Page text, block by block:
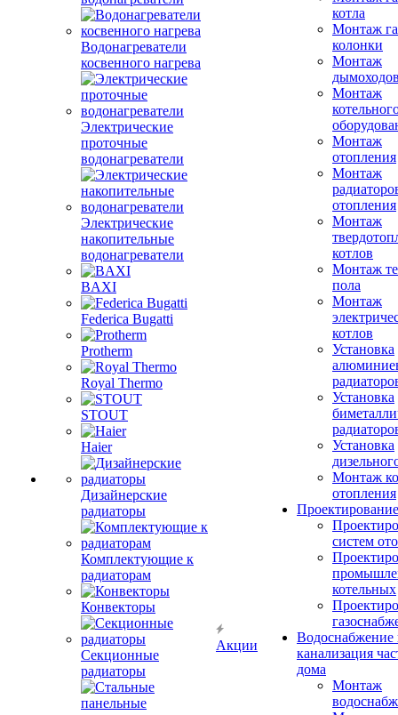
Водонагреватели
косвенного нагрева
Электрические
проточные
водонагреватели
Электрические
накопительные
водонагреватели
BAXI
Federica Bugatti
Protherm
Royal Thermo
STOUT
Haier
Дизайнерские
радиаторы
Комплектующие к
радиаторам
Конвекторы
Секционные
радиаторы
Акции
котла
Монтаж
колонки
Монтаж
Монтаж
Монтаж
отопления
Монтаж
отопления
Монтаж
котлов
Монтаж
пола
Монтаж
котлов
Установка
Установка
Установка
Монтаж
отопления
Проектирование
систем
котельных
Водоснабжение
канализация
дома
Монтаж